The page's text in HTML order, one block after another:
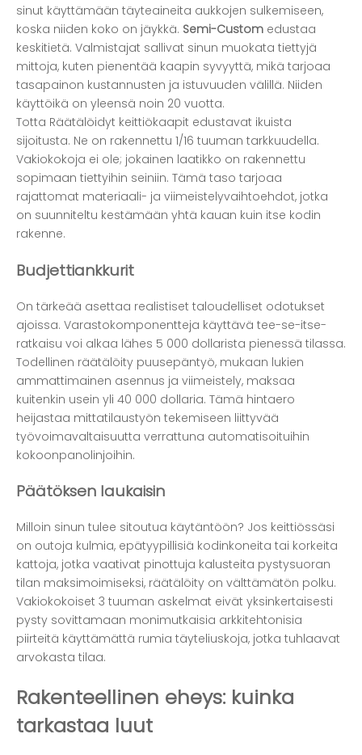
sinut käyttämään täyteaineita aukkojen sulkemiseen,
koska niiden koko on jäykkä. Semi-Custom edustaa
keskitietä. Valmistajat sallivat sinun muokata tiettyjä
mittoja, kuten pienentää kaapin syvyyttä, mikä tarjoaa
tasapainon kustannusten ja istuvuuden välillä. Niiden
käyttöikä on yleensä noin 20 vuotta.
Totta Räätälöidyt keittiökaapit edustavat ikuista
sijoitusta. Ne on rakennettu 1/16 tuuman tarkkuudella.
Vakiokokoja ei ole; jokainen laatikko on rakennettu
sopimaan tiettyihin seiniin. Tämä taso tarjoaa
rajattomat materiaali- ja viimeistelyvaihtoehdot, jotka
on suunniteltu kestämään yhtä kauan kuin itse kodin
rakenne.
Budjettiankkurit
On tärkeää asettaa realistiset taloudelliset odotukset
ajoissa. Varastokomponentteja käyttävä tee-se-itse-
ratkaisu voi alkaa lähes 5 000 dollarista pienessä tilassa.
Todellinen räätälöity puusepäntyö, mukaan lukien
ammattimainen asennus ja viimeistely, maksaa
kuitenkin usein yli 40 000 dollaria. Tämä hintaero
heijastaa mittatilaustyön tekemiseen liittyvää
työvoimavaltaisuutta verrattuna automatisoituihin
kokoonpanolinjoihin.
Päätöksen laukaisin
Milloin sinun tulee sitoutua käytäntöön? Jos keittiössäsi
on outoja kulmia, epätyypillisiä kodinkoneita tai korkeita
kattoja, jotka vaativat pinottuja kalusteita pystysuoran
tilan maksimoimiseksi, räätälöity on välttämätön polku.
Vakiokokoiset 3 tuuman askelmat eivät yksinkertaisesti
pysty sovittamaan monimutkaisia ​​arkkitehtonisia
piirteitä käyttämättä rumia täyteliuskoja, jotka tuhlaavat
arvokasta tilaa.
Rakenteellinen eheys: kuinka
tarkastaa luut